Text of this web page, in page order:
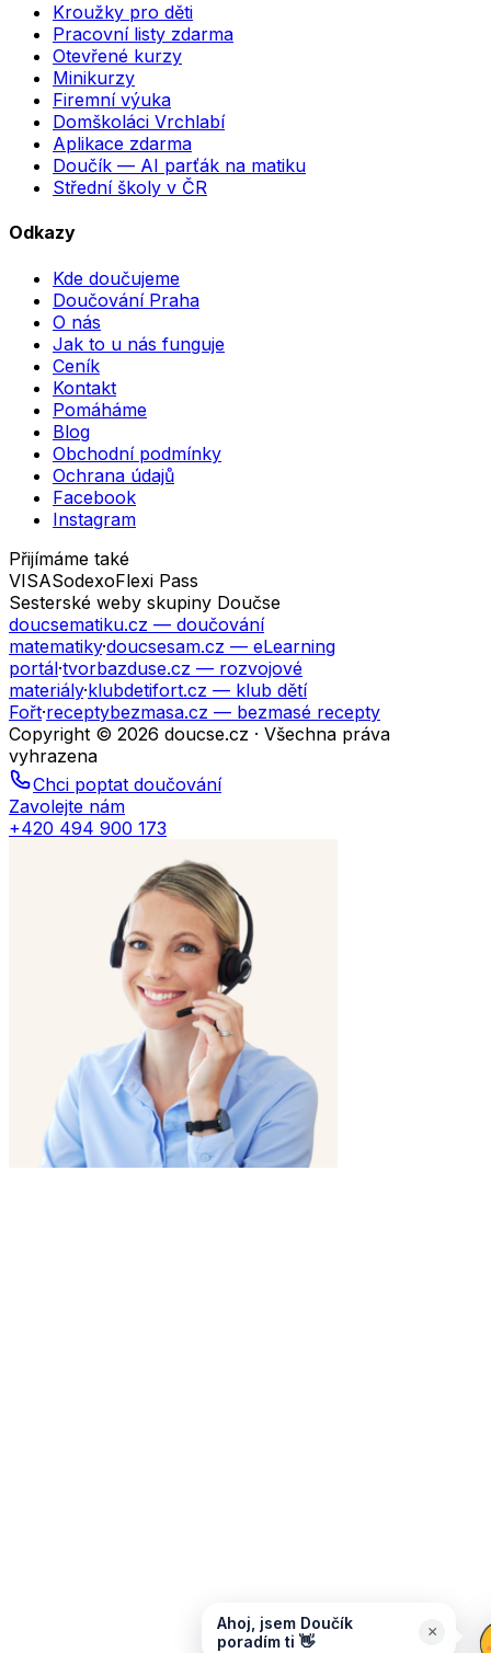
Kroužky pro děti
Pracovní listy zdarma
Otevřené kurzy
Minikurzy
Firemní výuka
Domškoláci Vrchlabí
Aplikace zdarma
Doučík — AI parťák na matiku
Střední školy v ČR
Odkazy
Kde doučujeme
Doučování Praha
O nás
Jak to u nás funguje
Ceník
Kontakt
Pomáháme
Blog
Obchodní podmínky
Ochrana údajů
Facebook
Instagram
Přijímáme také
VISASodexoFlexi Pass
Sesterské weby skupiny Doučse
doucsematiku.cz — doučování
matematiky·doucsesam.cz — eLearning
portál·tvorbazduse.cz — rozvojové
materiály·klubdetifort.cz — klub dětí
Fořt·receptybezmasa.cz — bezmasé recepty
Copyright © 2026 doucse.cz · Všechna práva
vyhrazena
Chci poptat doučování
Zavolejte nám
+420 494 900 173
Ahoj, jsem Doučík
poradím ti 👋
×